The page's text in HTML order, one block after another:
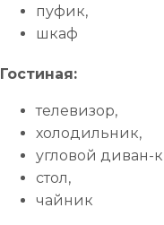
пуфик,
шкаф
Гостиная:
телевизор,
холодильник,
угловой диван-
стол,
чайник